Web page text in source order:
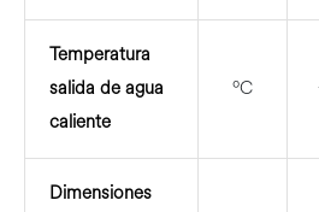
Temperatura
salida de agua
caliente
ºC
Dimensiones